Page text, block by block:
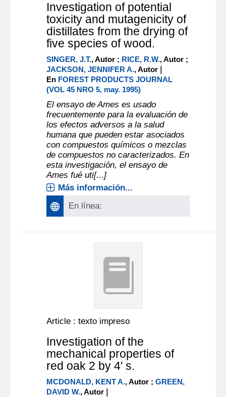
Investigation of potential
toxicity and mutagenicity of
distillates from the drying of
five species of wood.
SINGER, J.T., Autor ; RICE, R.W., Autor ;
JACKSON, JENNIFER A., Autor |
En FOREST PRODUCTS JOURNAL
(VOL 45 NRO 5, may. 1995)
El ensayo de Ames es usado
frecuentemente para la evaluación de
los efectos adversos a la salud
humana que pueden estar asociados
con compuestos químicos o mezclas
de compuestos no caracterizados. En
esta investigación, el ensayo de
Ames fué uti[...]
Más información...
En línea:
Article : texto impreso
Investigation of the
mechanical properties of
red oak 2 by 4' s.
MCDONALD, KENT A., Autor ;GREEN,
DAVID W., Autor |